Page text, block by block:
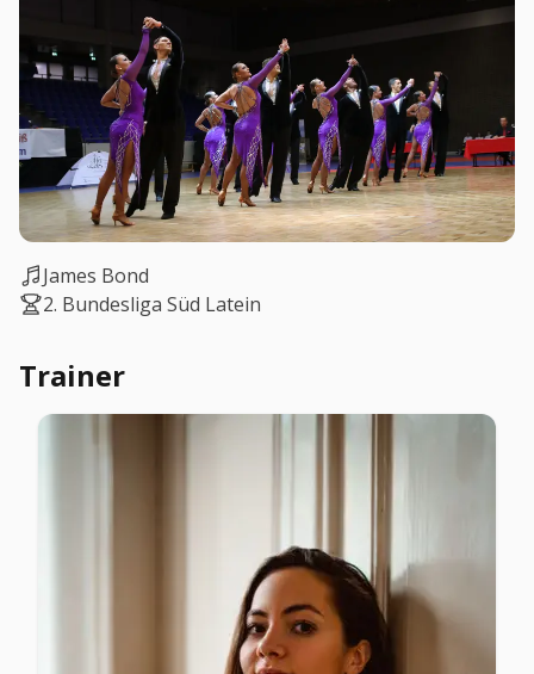
James Bond
2. Bundesliga Süd Latein
Trainer